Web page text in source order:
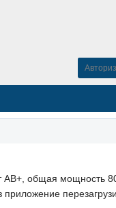
АВ+, общая мощность